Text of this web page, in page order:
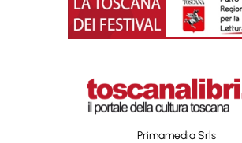
Primamedia Srls